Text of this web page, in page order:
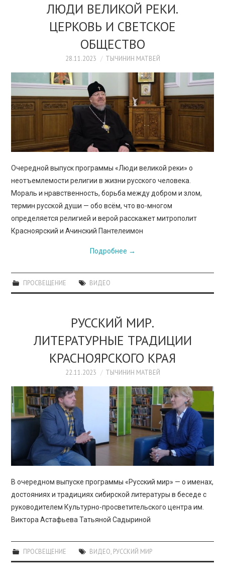
ЛЮДИ ВЕЛИКОЙ РЕКИ.
ЦЕРКОВЬ И СВЕТСКОЕ
ОБЩЕСТВО
28.11.2023 ТЫЧИНИН МАТВЕЙ
Очередной выпуск программы «Люди великой реки» о
неотъемлемости религии в жизни русского человека.
Мораль и нравственность, борьба между добром и злом,
термин русской души — обо всём, что во-многом
определяется религией и верой расскажет митрополит
Красноярский и Ачинский Пантелеимон
Подробнее →
ПРОСВЕЩЕНИЕ ВИДЕО
РУССКИЙ МИР.
ЛИТЕРАТУРНЫЕ ТРАДИЦИИ
КРАСНОЯРСКОГО КРАЯ
22.11.2023 ТЫЧИНИН МАТВЕЙ
В очередном выпуске программы «Русский мир» — о именах,
достояниях и традициях сибирской литературы в беседе с
руководителем Культурно-просветительского центра им.
Виктора Астафьева Татьяной Садыриной
ПРОСВЕЩЕНИЕ ВИДЕО РУССКИЙ МИР